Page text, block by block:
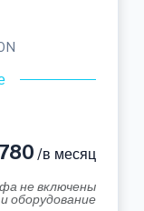
/в месяц
не включены
оборудование